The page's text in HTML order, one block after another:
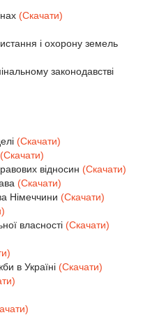
(Скачати)
і охорону земель
законодавстві
(Скачати)
(Скачати)
відносин (Скачати)
(Скачати)
Німеччини (Скачати)
власності (Скачати)
в Україні (Скачати)